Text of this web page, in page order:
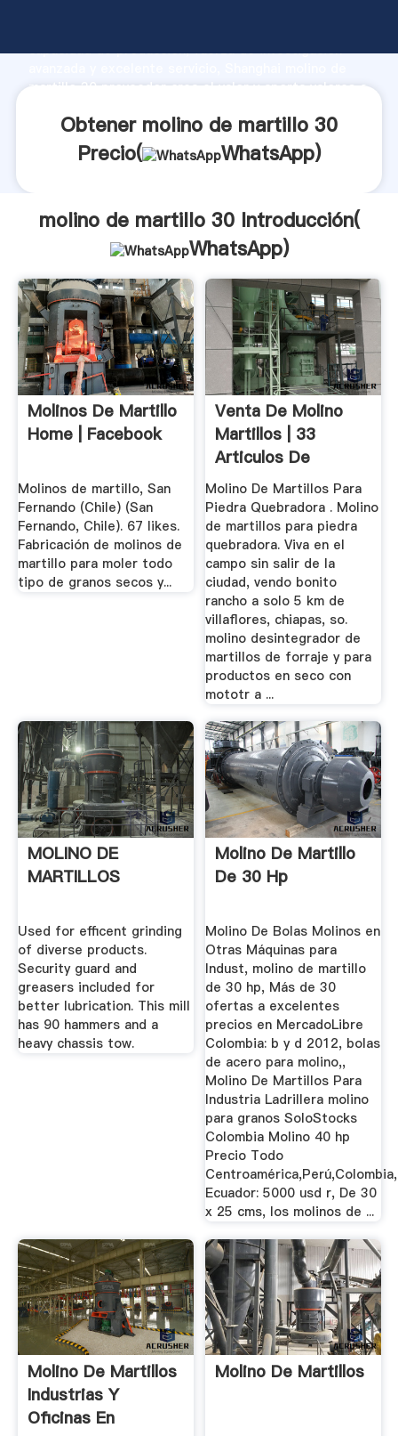
capacidad de producción, fuerza de investigación
martillo 30 proveedor crea el valor y aporta valores a
Obtener molino de martillo 30
Precio(
WhatsApp)
molino de martillo 30 Introducción(
WhatsApp)
Molinos De Martillo
Home | Facebook
Molinos de martillo, San
Fernando (Chile) (San
Fernando, Chile). 67 likes.
Fabricación de molinos de
martillo para moler todo
tipo de granos secos y...
Venta De Molino
Martillos | 33
Articulos De
Segunda Mano
Molino De Martillos Para
Piedra Quebradora . Molino
de martillos para piedra
quebradora. Viva en el
campo sin salir de la
ciudad, vendo bonito
rancho a solo 5 km de
villaflores, chiapas, so.
molino desintegrador de
martillos de forraje y para
productos en seco con
mototr a ...
MOLINO DE
MARTILLOS
Used for efficent grinding
of diverse products.
Security guard and
greasers included for
better lubrication. This mill
has 90 hammers and a
heavy chassis tow.
Molino De Martillo
De 30 Hp
Molino De Bolas Molinos en
Otras Máquinas para
Indust, molino de martillo
de 30 hp, Más de 30
ofertas a excelentes
precios en MercadoLibre
Colombia: b y d 2012, bolas
de acero para molino,,
Molino De Martillos Para
Industria Ladrillera molino
para granos SoloStocks
Colombia Molino 40 hp
Precio Todo
Centroamérica,Perú,Colombia,
Ecuador: 5000 usd r, De 30
x 25 cms, los molinos de ...
Molino De Martillos
Industrias Y
Oficinas En
Molino De Martillos